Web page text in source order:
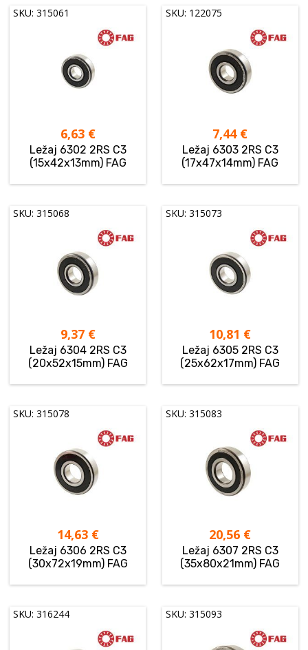
SKU: 315061
6,63 €
Ležaj 6302 2RS C3
(15x42x13mm) FAG
SKU: 122075
7,44 €
Ležaj 6303 2RS C3
(17x47x14mm) FAG
SKU: 315068
9,37 €
Ležaj 6304 2RS C3
(20x52x15mm) FAG
SKU: 315073
10,81 €
Ležaj 6305 2RS C3
(25x62x17mm) FAG
SKU: 315078
14,63 €
Ležaj 6306 2RS C3
(30x72x19mm) FAG
SKU: 315083
20,56 €
Ležaj 6307 2RS C3
(35x80x21mm) FAG
SKU: 316244 SKU: 315093